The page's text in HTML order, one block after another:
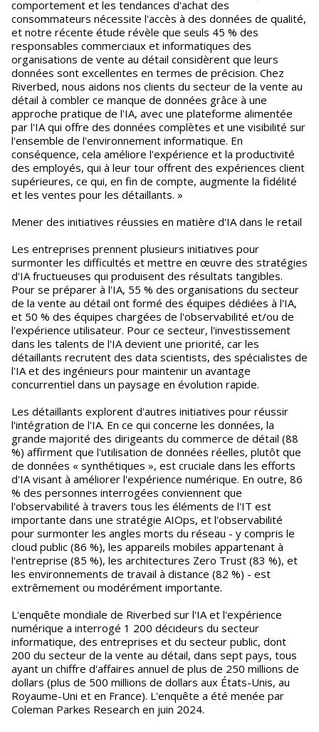
comportement et les tendances d'achat des
consommateurs nécessite l'accès à des données de qualité,
et notre récente étude révèle que seuls 45 % des
responsables commerciaux et informatiques des
organisations de vente au détail considèrent que leurs
données sont excellentes en termes de précision. Chez
Riverbed, nous aidons nos clients du secteur de la vente au
détail à combler ce manque de données grâce à une
approche pratique de l'IA, avec une plateforme alimentée
par l'IA qui offre des données complètes et une visibilité sur
l'ensemble de l'environnement informatique. En
conséquence, cela améliore l'expérience et la productivité
des employés, qui à leur tour offrent des expériences client
supérieures, ce qui, en fin de compte, augmente la fidélité
et les ventes pour les détaillants. »
Mener des initiatives réussies en matière d'IA dans le retail
Les entreprises prennent plusieurs initiatives pour
surmonter les difficultés et mettre en œuvre des stratégies
d'IA fructueuses qui produisent des résultats tangibles.
Pour se préparer à l'IA, 55 % des organisations du secteur
de la vente au détail ont formé des équipes dédiées à l'IA,
et 50 % des équipes chargées de l'observabilité et/ou de
l'expérience utilisateur. Pour ce secteur, l'investissement
dans les talents de l'IA devient une priorité, car les
détaillants recrutent des data scientists, des spécialistes de
l'IA et des ingénieurs pour maintenir un avantage
concurrentiel dans un paysage en évolution rapide.
Les détaillants explorent d'autres initiatives pour réussir
l'intégration de l'IA. En ce qui concerne les données, la
grande majorité des dirigeants du commerce de détail (88
%) affirment que l'utilisation de données réelles, plutôt que
de données « synthétiques », est cruciale dans les efforts
d'IA visant à améliorer l'expérience numérique. En outre, 86
% des personnes interrogées conviennent que
l'observabilité à travers tous les éléments de l'IT est
importante dans une stratégie AIOps, et l'observabilité
pour surmonter les angles morts du réseau - y compris le
cloud public (86 %), les appareils mobiles appartenant à
l'entreprise (85 %), les architectures Zero Trust (83 %), et
les environnements de travail à distance (82 %) - est
extrêmement ou modérément importante.
L'enquête mondiale de Riverbed sur l'IA et l'expérience
numérique a interrogé 1 200 décideurs du secteur
informatique, des entreprises et du secteur public, dont
200 du secteur de la vente au détail, dans sept pays, tous
ayant un chiffre d'affaires annuel de plus de 250 millions de
dollars (plus de 500 millions de dollars aux États-Unis, au
Royaume-Uni et en France). L'enquête a été menée par
Coleman Parkes Research en juin 2024.